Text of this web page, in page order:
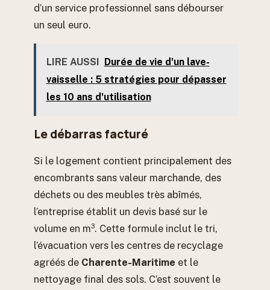
d’un service professionnel sans débourser
un seul euro.
LIRE AUSSI
Durée de vie d'un lave-
vaisselle : 5 stratégies pour dépasser
les 10 ans d'utilisation
Le débarras facturé
Si le logement contient principalement des
encombrants sans valeur marchande, des
déchets ou des meubles très abîmés,
l’entreprise établit un devis basé sur le
volume en m³. Cette formule inclut le tri,
l’évacuation vers les centres de recyclage
agréés de Charente-Maritime et le
nettoyage final des sols. C’est souvent le